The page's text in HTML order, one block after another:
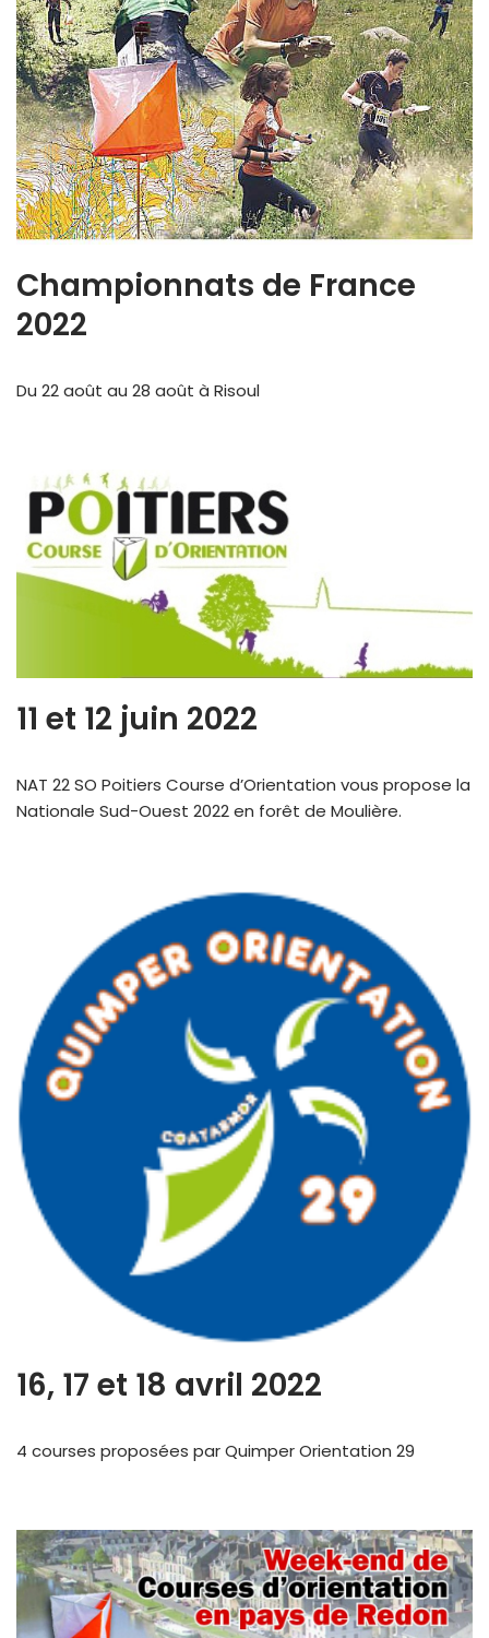
Championnats de France
2022
Du 22 août au 28 août à Risoul
11 et 12 juin 2022
NAT 22 SO Poitiers Course d’Orientation vous propose la
Nationale Sud-Ouest 2022 en forêt de Moulière.
16, 17 et 18 avril 2022
4 courses proposées par Quimper Orientation 29